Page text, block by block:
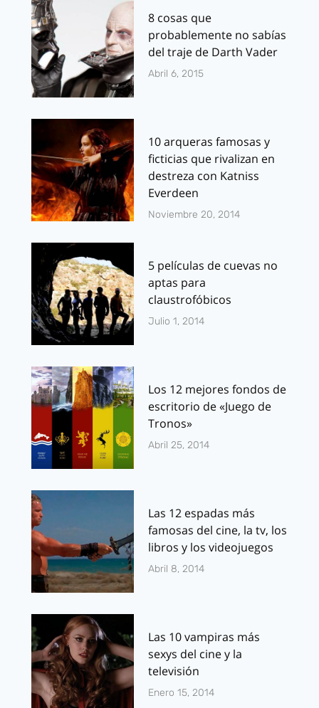
8 cosas que
probablemente no sabías
del traje de Darth Vader
Abril 6, 2015
10 arqueras famosas y
ficticias que rivalizan en
destreza con Katniss
Everdeen
Noviembre 20, 2014
5 películas de cuevas no
aptas para
claustrofóbicos
Julio 1, 2014
Los 12 mejores fondos de
escritorio de «Juego de
Tronos»
Abril 25, 2014
Las 12 espadas más
famosas del cine, la tv, los
libros y los videojuegos
Abril 8, 2014
Las 10 vampiras más
sexys del cine y la
televisión
Enero 15, 2014